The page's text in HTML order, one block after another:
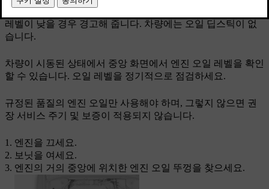
차량에는 전자식 오일 레벨 센서가 장착되어 있어 엔진 오일
레벨이 낮을 경우 경고해 줍니다. 차량에는 오일 딥스틱이 없
습니다.
차량이 시동된 상태에서 중앙 화면에서 엔진 오일 레벨을 확인
할 수 있습니다. 오일 레벨을 정기적으로 점검하세요.
규정된 품질의 엔진 오일만 사용해야 하며, 그렇지 않으면 권
장 서비스 주기 및 보증이 적용되지 않습니다.
엔진을 끄세요.
보닛을 여세요.
엔진의 거의 중앙에 위치한 엔진 오일 뚜껑을 찾으세요.